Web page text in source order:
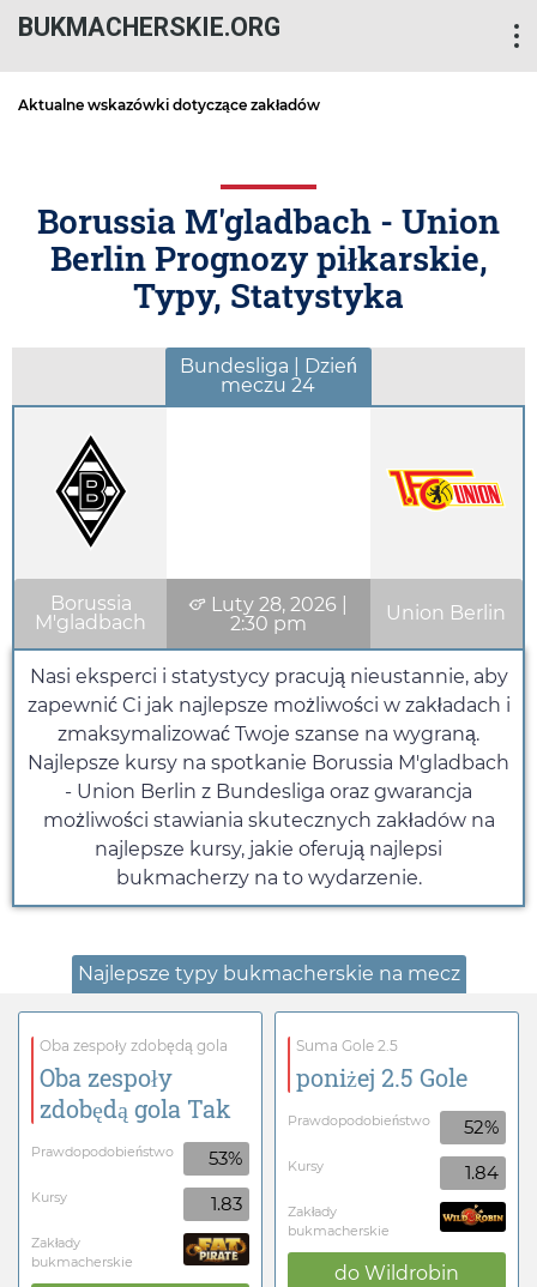
BUKMACHERSKIE.ORG
Aktualne wskazówki dotyczące zakładów
Borussia M'gladbach - Union
Berlin Prognozy piłkarskie,
Typy, Statystyka
Bundesliga | Dzień
meczu 24
Borussia
M'gladbach
Luty 28, 2026
2:30 pm
Union Berlin
Nasi eksperci i statystycy pracują nieustannie, aby
zapewnić Ci jak najlepsze możliwości w zakładach i
zmaksymalizować Twoje szanse na wygraną.
Najlepsze kursy na spotkanie Borussia M'gladbach
- Union Berlin z Bundesliga oraz gwarancja
możliwości stawiania skutecznych zakładów na
najlepsze kursy, jakie oferują najlepsi
bukmacherzy na to wydarzenie.
Najlepsze typy bukmacherskie na mecz
Oba zespoły zdobędą gola
Oba zespoły
zdobędą gola Tak
Prawdopodobieństwo 53%
Kursy 1.83
Zakłady
bukmacherskie
Suma Gole 2.5
poniżej 2.5 Gole
Prawdopodobieństwo 52%
Kursy 1.84
Zakłady
bukmacherskie
do Wildrobin